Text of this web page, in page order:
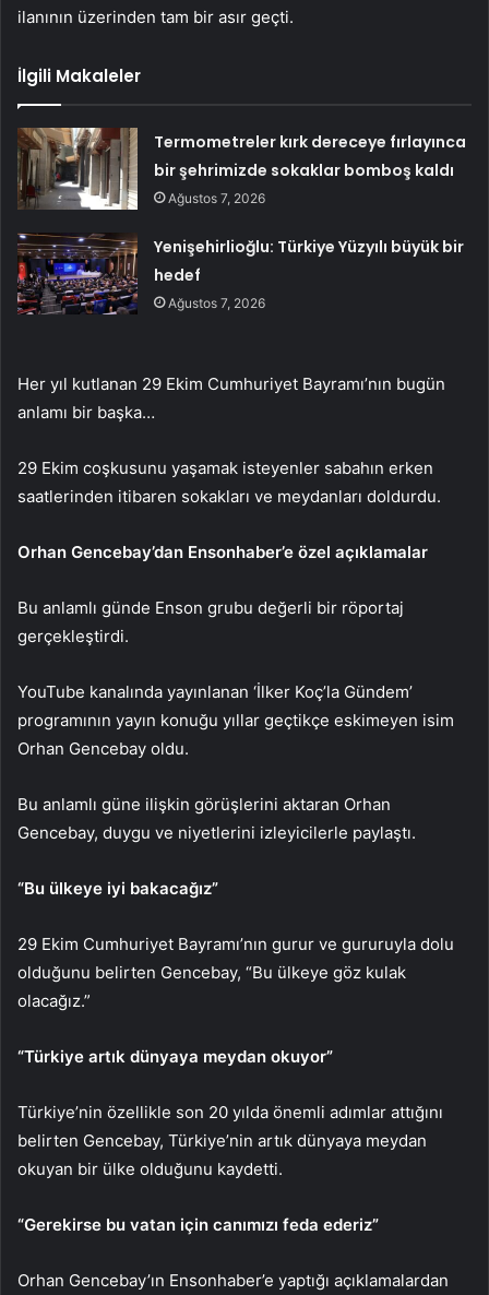
ilanının üzerinden tam bir asır geçti.
İlgili Makaleler
Termometreler kırk dereceye fırlayınca
bir şehrimizde sokaklar bomboş kaldı
Ağustos 7, 2026
Yenişehirlioğlu: Türkiye Yüzyılı büyük bir
hedef
Ağustos 7, 2026
Her yıl kutlanan 29 Ekim Cumhuriyet Bayramı’nın bugün
anlamı bir başka…
29 Ekim coşkusunu yaşamak isteyenler sabahın erken
saatlerinden itibaren sokakları ve meydanları doldurdu.
Orhan Gencebay’dan Ensonhaber’e özel açıklamalar
Bu anlamlı günde Enson grubu değerli bir röportaj
gerçekleştirdi.
YouTube kanalında yayınlanan ‘İlker Koç’la Gündem’
programının yayın konuğu yıllar geçtikçe eskimeyen isim
Orhan Gencebay oldu.
Bu anlamlı güne ilişkin görüşlerini aktaran Orhan
Gencebay, duygu ve niyetlerini izleyicilerle paylaştı.
“Bu ülkeye iyi bakacağız”
29 Ekim Cumhuriyet Bayramı’nın gurur ve gururuyla dolu
olduğunu belirten Gencebay, “Bu ülkeye göz kulak
olacağız.”
“Türkiye artık dünyaya meydan okuyor”
Türkiye’nin özellikle son 20 yılda önemli adımlar attığını
belirten Gencebay, Türkiye’nin artık dünyaya meydan
okuyan bir ülke olduğunu kaydetti.
“Gerekirse bu vatan için canımızı feda ederiz”
Orhan Gencebay’ın Ensonhaber’e yaptığı açıklamalardan